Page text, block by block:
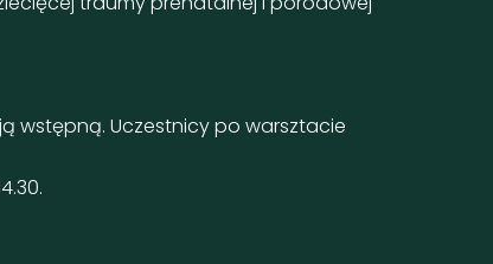
wstępną. Uczestnicy po warsztacie